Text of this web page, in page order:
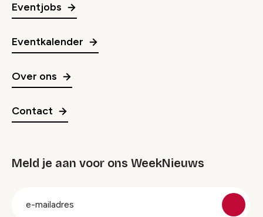
Eventjobs
Eventkalender
Over ons
Contact
Meld je aan voor ons WeekNieuws